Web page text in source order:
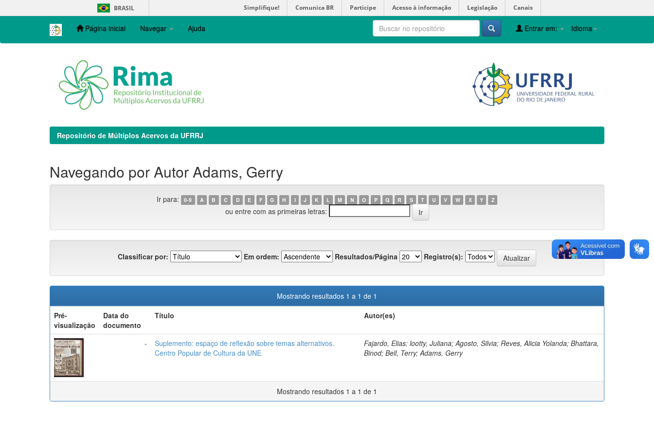
navigation
BRASIL Simplifique! Comunica BR Participe Acesso à informação Legislação Canais
Página inicial Navegar Ajuda Idioma
Entrar em:
Repositório de Múltiplos Acervos da UFRRJ
Navegando por Autor Adams, Gerry
Ir para: 0-9 A B C D E F G H I J K L M N O P Q R S T U V W X Y Z
ou entre com as primeiras letras:
Classificar por: Em ordem: Resultados/Página Registro(s):
Mostrando resultados 1 a 1 de 1
Pré-
visualização
Data do
documento
Título Autor(es)
-
Suplemento: espaço de reflexão sobre temas alternativos.
Centro Popular de Cultura da UNE
Fajardo, Elias; lootty, Juliana; Agosto, Silvia; Reves, Alicia Yolanda; Bhattara,
Binod; Bell, Terry; Adams, Gerry
Mostrando resultados 1 a 1 de 1